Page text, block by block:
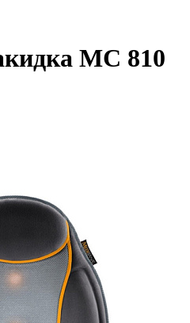
MC 810